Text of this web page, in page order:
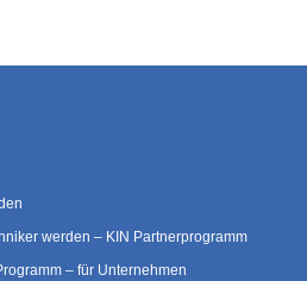
werden – KIN Partnerprogramm
– für Unternehmen